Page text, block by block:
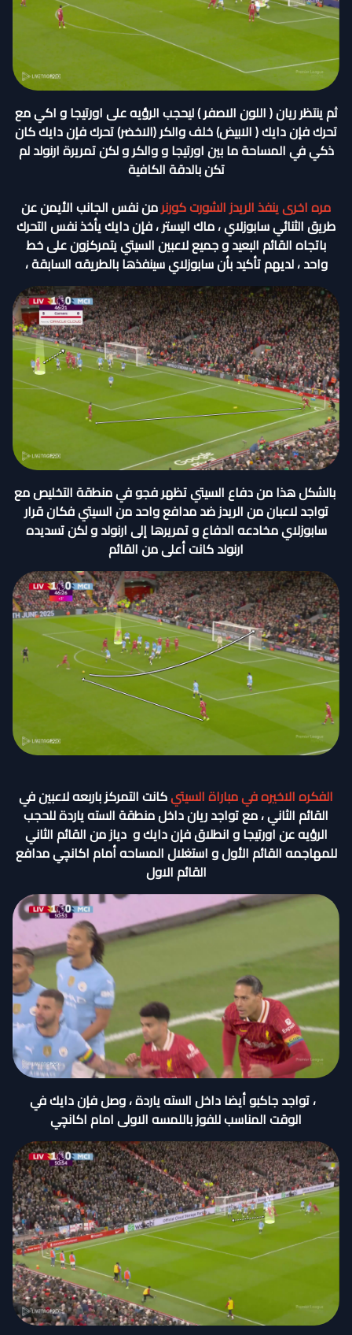
ثم ينتظر ريان ( اللون الاصفر ) ليحجب الرؤيه على اورتيجا و اكي مع
تحرك فإن دايك ( الابيض) خلف والكر (الاخضر) تحرك فإن دايك كان
ذكي في المساحة ما بين اورتيجا و والكر و لكن تمريرة ارنولد لم
تكن بالدقة الكافية
مره اخرى ينفذ الريدز الشورت كورنرمن نفس الجانب الأيمن عن
طريق الثنائي سابوزلاي ، ماك اليستر ، فإن دايك يأخذ نفس التحرك
باتجاه القائم البعيد و جميع لاعبين السيتي يتمركزون على خط
واحد ، لديهم تأكيد بأن سابوزلاي سينفذها بالطريقه السابقة ،
بالشكل هذا من دفاع السيتي تظهر فجو في منطقة التخليص مع
تواجد لاعبان من الريدز ضد مدافع واحد من السيتي فكان قرار
سابوزلاي مخادعه الدفاع و تمريرها إلى ارنولد و لكن تسديده
ارنولد كانت أعلى من القائم
الفكره الاخيره في مباراة السيتيكانت التمركز باربعه لاعبين في
القائم الثاني ، مع تواجد ريان داخل منطقة السته ياردة للحجب
الرؤيه عن اورتيجا و انطلاق فإن دايك و دياز من القائم الثاني
للمهاجمه القائم الأول و استغلال المساحه أمام اكانچي مدافع
القائم الاول
، تواجد جاكبو أيضا داخل السته ياردة ، وصل فإن دايك في
الوقت المناسب للفوز باللمسه الاولى امام اكانچي